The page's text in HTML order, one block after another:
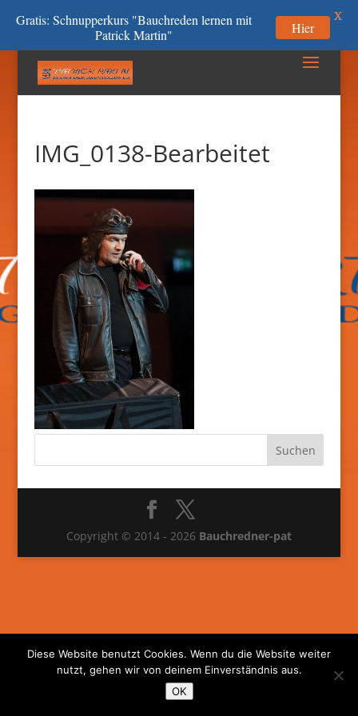
IMG_0138-Bearbeitet
Copyright © 2014 - 2026 Bauchredner-pat
Gratis: Schnupperkurs "Bauchreden lernen mit
Patrick Martin"
Hier
X
Diese Website benutzt Cookies. Wenn du die Website weiter
nutzt, gehen wir von deinem Einverständnis aus.
OK